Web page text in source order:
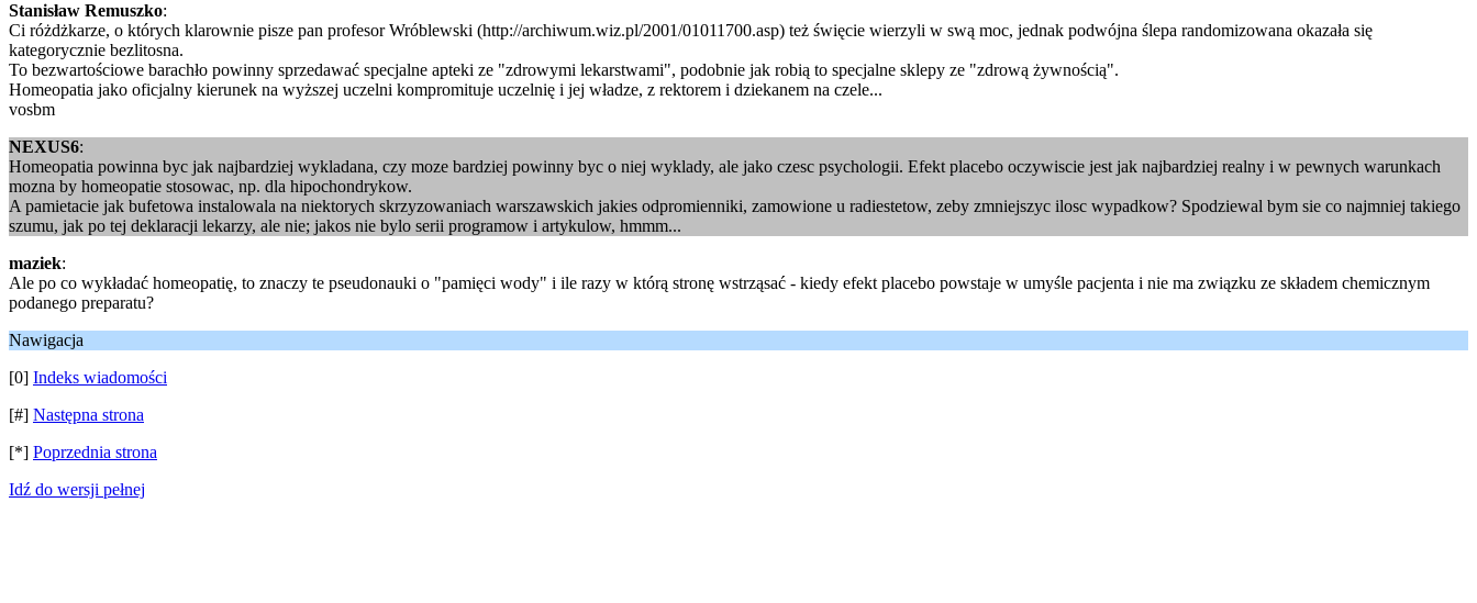
Stanisław Remuszko:
Ci różdżkarze, o których klarownie pisze pan profesor Wróblewski (http://archiwum.wiz.pl/2001/01011700.asp) też święcie wierzyli w swą moc, jednak podwójna ślepa randomizowana okazała się
kategorycznie bezlitosna.
To bezwartościowe barachło powinny sprzedawać specjalne apteki ze "zdrowymi lekarstwami", podobnie jak robią to specjalne sklepy ze "zdrową żywnością".
Homeopatia jako oficjalny kierunek na wyższej uczelni kompromituje uczelnię i jej władze, z rektorem i dziekanem na czele...
vosbm
NEXUS6:
Homeopatia powinna byc jak najbardziej wykladana, czy moze bardziej powinny byc o niej wyklady, ale jako czesc psychologii. Efekt placebo oczywiscie jest jak najbardziej realny i w pewnych warunkach
mozna by homeopatie stosowac, np. dla hipochondrykow.
A pamietacie jak bufetowa instalowala na niektorych skrzyzowaniach warszawskich jakies odpromienniki, zamowione u radiestetow, zeby zmniejszyc ilosc wypadkow? Spodziewal bym sie co najmniej takiego
szumu, jak po tej deklaracji lekarzy, ale nie; jakos nie bylo serii programow i artykulow, hmmm...
maziek:
Ale po co wykładać homeopatię, to znaczy te pseudonauki o "pamięci wody" i ile razy w którą stronę wstrząsać - kiedy efekt placebo powstaje w umyśle pacjenta i nie ma związku ze składem chemicznym
podanego preparatu?
Nawigacja
[0] Indeks wiadomości
[#] Następna strona
[*] Poprzednia strona
Idź do wersji pełnej